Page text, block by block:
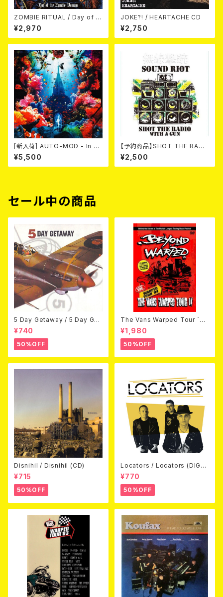
ZOMBIE RITUAL / Day of th
e Zombie Demons
¥2,970
JOKE?! / HEARTACHE CD
¥2,750
[新入荷] AUTO-MOD - In Th
e Wake Of KING AUTO-MO
D（CD+DVD/初回限定盤）
¥5,500
【予約商品】SHOT THE RADI
O WITH A GUN / SOUND RI
OT (CD)【8月８日発売】
¥2,500
セール中の商品
5 Day Getaway / 5 Day Get
away (CDEP)
¥740
50%OFF
The Vans Warped Tour `04
Beyond Warped (国内盤DV
D)
¥1,980
50%OFF
Disnihil / Disnihil (CD)
¥715
50%OFF
Locators / Locators (DIGPA
CK CD)
¥770
50%OFF